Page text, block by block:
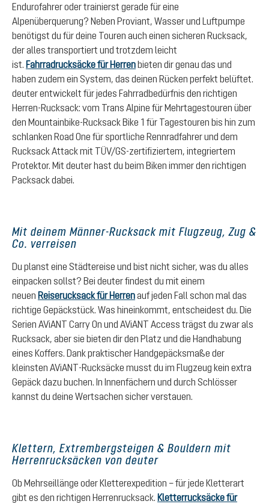
Endurofahrer oder trainierst gerade für eine
Alpenüberquerung? Neben Proviant, Wasser und Luftpumpe
benötigst du für deine Touren auch einen sicheren Rucksack,
der alles transportiert und trotzdem leicht
ist. Fahrradrucksäcke für Herrenbieten dir genau das und
haben zudem ein System, das deinen Rücken perfekt belüftet.
deuter entwickelt für jedes Fahrradbedürfnis den richtigen
Herren-Rucksack: vom Trans Alpine für Mehrtagestouren über
den Mountainbike-Rucksack Bike 1 für Tagestouren bis hin zum
schlanken Road One für sportliche Rennradfahrer und dem
Rucksack Attack mit TÜV/GS-zertifiziertem, integriertem
Protektor. Mit deuter hast du beim Biken immer den richtigen
Packsack dabei.
Mit deinem Männer-Rucksack mit Flugzeug, Zug &
Co. verreisen
Du planst eine Städtereise und bist nicht sicher, was du alles
einpacken sollst? Bei deuter findest du mit einem
neuen Reiserucksack für Herrenauf jeden Fall schon mal das
richtige Gepäckstück. Was hineinkommt, entscheidest du. Die
Serien AViANT Carry On und AViANT Access trägst du zwar als
Rucksack, aber sie bieten dir den Platz und die Handhabung
eines Koffers. Dank praktischer Handgepäcksmaße der
kleinsten AViANT-Rucksäcke musst du im Flugzeug kein extra
Gepäck dazu buchen. In Innenfächern und durch Schlösser
kannst du deine Wertsachen sicher verstauen.
Klettern, Extrembergsteigen & Bouldern mit
Herrenrucksäcken von deuter
Ob Mehrseillänge oder Kletterexpedition – für jede Kletterart
gibt es den richtigen Herrenrucksack. Kletterrucksäcke für